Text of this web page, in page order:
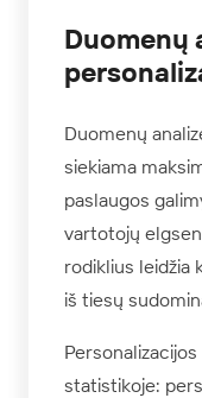
Duomenų
Duomenų
siekiama
paslaugos
vartotojų
rodiklius leidžia
iš tiesų
statistikoje: